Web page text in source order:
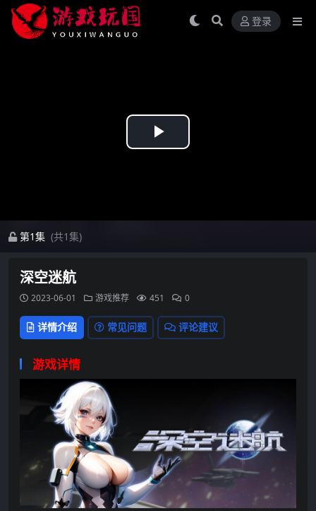
登录
Play
第1集 (共1集)
深空迷航
2023-06-01 游戏推荐 451 0
详情介绍 常见问题 评论建议
游戏详情